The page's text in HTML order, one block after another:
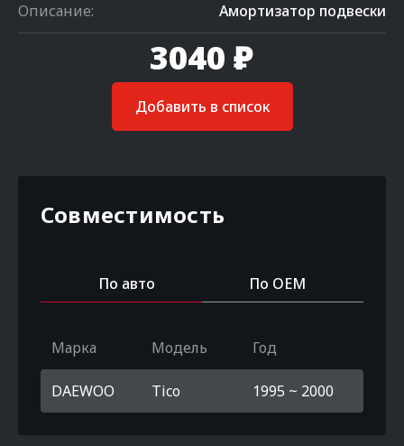
Описание: Амортизатор подвески
3040 ₽
Добавить в список
Совместимость
По авто По OEM
Марка Модель Год
DAEWOO Tico 1995 ~ 2000